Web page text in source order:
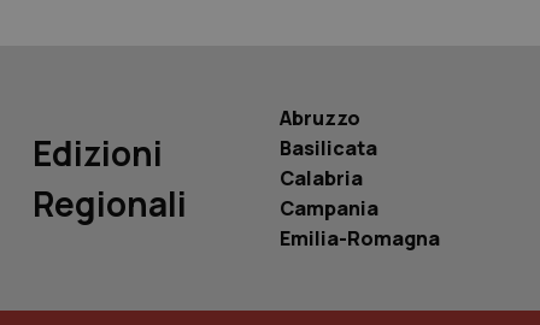
Edizioni
Regionali
Abruzzo
Basilicata
Calabria
Campania
Emilia-Romagna
__Secure-YNID